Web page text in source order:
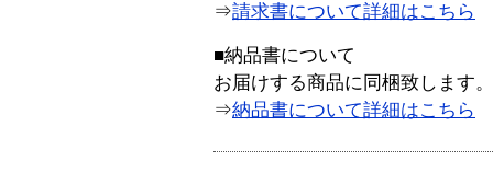
⇒請求書について詳細はこちら
■納品書について
お届けする商品に同梱致します。
⇒納品書について詳細はこちら